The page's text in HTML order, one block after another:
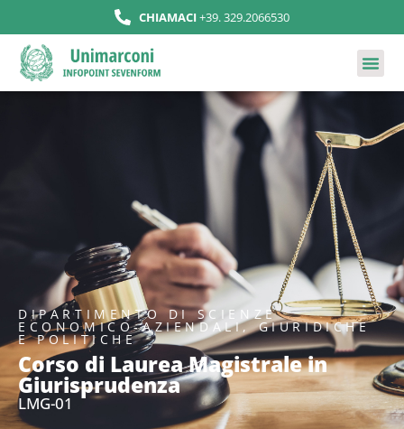
CHIAMACI+39. 329.2066530
DIPARTIMENTO DI SCIENZE
ECONOMICO-AZIENDALI, GIURIDICHE
E POLITICHE
Corso di Laurea Magistrale in
Giurisprudenza
LMG-01